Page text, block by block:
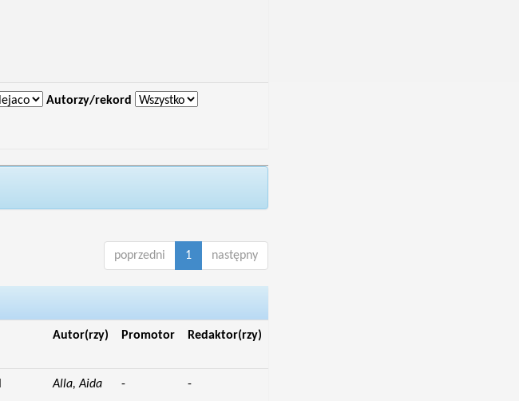
Autorzy/rekord
poprzedni 1 następny
Autor(rzy) Promotor Redaktor(rzy)
Alla, Aida - -